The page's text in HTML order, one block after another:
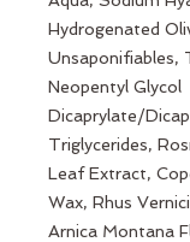
Hydrogenated
Unsaponifiables,
Neopentyl Glycol
Dicaprylate/
Triglycerides,
Leaf Extract,
Wax, Rhus
Arnica Montana